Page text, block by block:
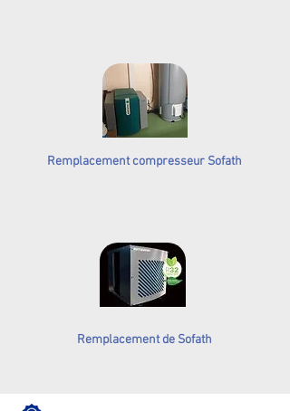
Remplacement compresseur Sofath
Remplacement de Sofath